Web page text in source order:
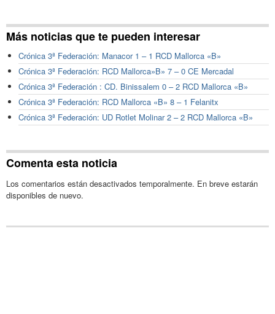
Más noticias que te pueden interesar
Crónica 3ª Federación: Manacor 1 – 1 RCD Mallorca «B»
Crónica 3ª Federación: RCD Mallorca»B» 7 – 0 CE Mercadal
Crónica 3ª Federación : CD. Binissalem 0 – 2 RCD Mallorca «B»
Crónica 3ª Federación: RCD Mallorca «B» 8 – 1 Felanitx
Crónica 3ª Federación: UD Rotlet Molinar 2 – 2 RCD Mallorca «B»
Comenta esta noticia
Los comentarios están desactivados temporalmente. En breve estarán
disponibles de nuevo.